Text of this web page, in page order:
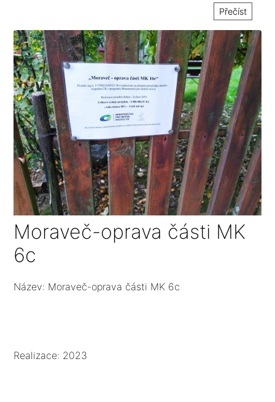
Přečíst
Moraveč-oprava části MK
6c
Název: Moraveč-oprava části MK 6c
Realizace: 2023